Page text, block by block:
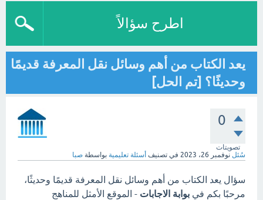
اطرح سؤالاً
يعد الكتاب من أهم وسائل نقل المعرفة قديمًا
وحديثًا؟ [تم الحل]
0
تصويتات
سُئل نوفمبر 26، 2023 في تصنيف أسئلة تعليمية بواسطة صبا
سؤال يعد الكتاب من أهم وسائل نقل المعرفة قديمًا وحديثًا،
مرحبًا بكم في بوابة الاجابات - الموقع الأمثل للمناهج